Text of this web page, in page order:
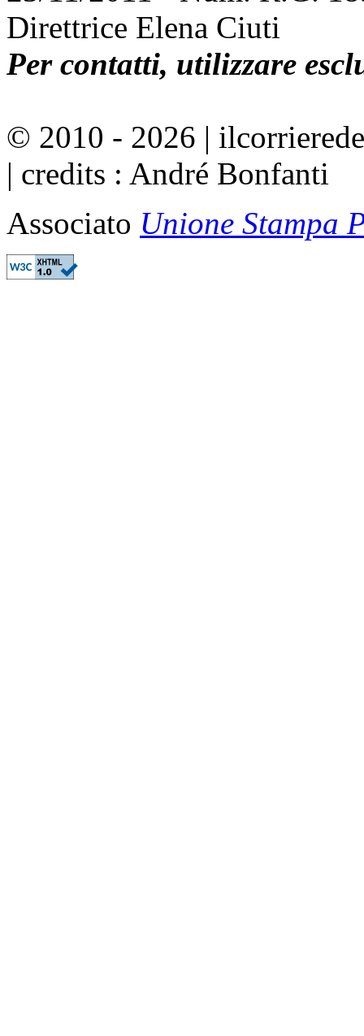
Direttrice Elena Ciuti
Per contatti, utilizzare
© 2010 - 2026 |
| credits : André Bonfanti
Associato Unione Stampa